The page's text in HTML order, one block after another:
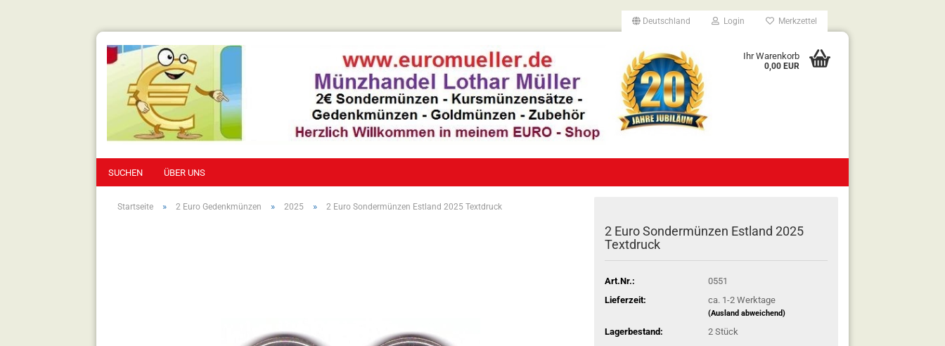
Deutschland Login Merkzettel
Ihr Warenkorb
0,00 EUR
SUCHEN ÜBER UNS
Startseite » 2 Euro Gedenkmünzen » 2025 » 2 Euro Sondermünzen Estland 2025 Textdruck
2 Euro Sondermünzen Estland 2025
Textdruck
Art.Nr.:
0551
Lieferzeit:
ca. 1-2 Werktage
(Ausland abweichend)
Lagerbestand: 2Stück